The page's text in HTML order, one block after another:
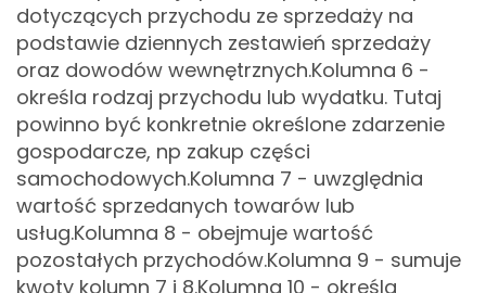
dotyczących przychodu ze sprzedaży na
podstawie dziennych zestawień sprzedaży
oraz dowodów wewnętrznych.Kolumna 6 -
określa rodzaj przychodu lub wydatku. Tutaj
powinno być konkretnie określone zdarzenie
gospodarcze, np zakup części
samochodowych.Kolumna 7 - uwzględnia
wartość sprzedanych towarów lub
usług.Kolumna 8 - obejmuje wartość
pozostałych przychodów.Kolumna 9 - sumuje
kwoty kolumn 7 i 8.Kolumna 10 - określa